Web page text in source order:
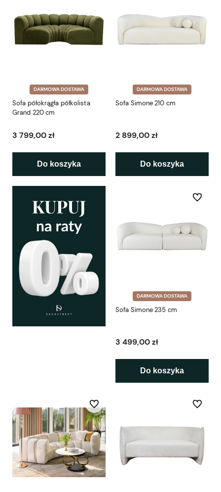
DARMOWA DOSTAWA
Sofa półokrągła półkolista
Grand 220 cm
3 799,00 zł
Do koszyka
DARMOWA DOSTAWA
Sofa Simone 210 cm
2 899,00 zł
Do koszyka
DARMOWA DOSTAWA
Sofa Simone 235 cm
3 499,00 zł
Do koszyka
Do
Do ulubionych Do